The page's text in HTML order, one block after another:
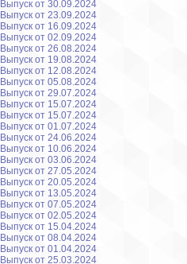
Выпуск от 30.09.2024
Выпуск от 23.09.2024
Выпуск от 16.09.2024
Выпуск от 02.09.2024
Выпуск от 26.08.2024
Выпуск от 19.08.2024
Выпуск от 12.08.2024
Выпуск от 05.08.2024
Выпуск от 29.07.2024
Выпуск от 15.07.2024
Выпуск от 15.07.2024
Выпуск от 01.07.2024
Выпуск от 24.06.2024
Выпуск от 10.06.2024
Выпуск от 03.06.2024
Выпуск от 27.05.2024
Выпуск от 20.05.2024
Выпуск от 13.05.2024
Выпуск от 07.05.2024
Выпуск от 02.05.2024
Выпуск от 15.04.2024
Выпуск от 08.04.2024
Выпуск от 01.04.2024
Выпуск от 25.03.2024